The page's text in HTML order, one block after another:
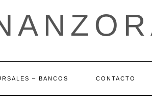
– BANCOS CONTACTO